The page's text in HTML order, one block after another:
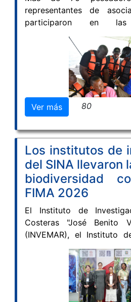
representantes de
participaron en
fortalecimiento de
lideradas por INVEMAR y
el propósito de ampliar
navegación y en el
aplicadas a la pesca.
Ver más 80
Los institutos de
del SINA llevaron
biodiversidad
FIMA 2026
El Instituto de
Costeras "José Benito
(INVEMAR), el Instituto
Recursos Biológicos
el Instituto Amazónico
Científicas SINCHI
Investigaciones
Von Neumann" (IIAP)